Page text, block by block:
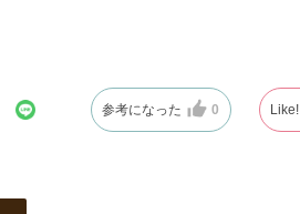
参考になった 0 Like!